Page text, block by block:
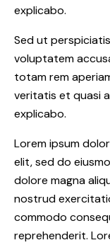
explicabo.
Sed ut
voluptatem
totam rem
veritatis et quasi
explicabo.
Lorem ipsum
elit, sed do
dolore magna
nostrud
commodo
reprehenderit.